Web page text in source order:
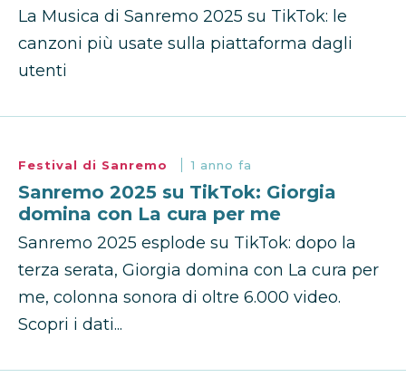
La Musica di Sanremo 2025 su TikTok: le
canzoni più usate sulla piattaforma dagli
utenti
Festival di Sanremo 1 anno fa
Sanremo 2025 su TikTok: Giorgia
domina con La cura per me
Sanremo 2025 esplode su TikTok: dopo la
terza serata, Giorgia domina con La cura per
me, colonna sonora di oltre 6.000 video.
Scopri i dati...